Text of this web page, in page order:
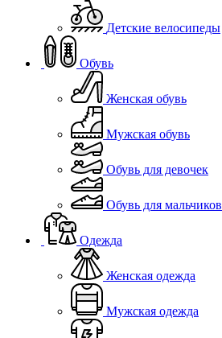
Детские велосипеды
Обувь
Женская обувь
Мужская обувь
Обувь для девочек
Обувь для мальчиков
Одежда
Женская одежда
Мужская одежда